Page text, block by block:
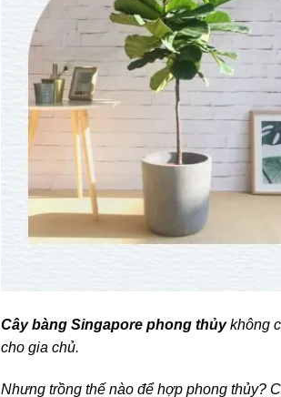
Cây bàng Singapore phong thủykhông
cho gia chủ.
Nhưng trồng thế nào để hợp phong thủy?